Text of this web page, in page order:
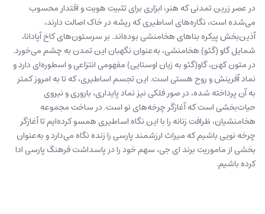
در عصر زرین تمدنی که هنر، ابزاری برای تثبیت هویت و اقتدار محسوب
می‌شده است، نگاره‌های اساطیری که ریشه در خاک اصالت دارند،
آذین‌بخش پیکره بناهای هخامنشی بوده‌اند. بر سرستون‌های کاخ آپادانا،
شمایل‌‌ گاو (گئو) هخامنشی، به‌عنوان نگهبان این تمدن به چشم می‌خورد.
در متون کهن، گاو(گئو به زبان اوستایی) مفهومی انتزاعی و اسطوره‌ای دارد و
نماد آفرینش و روح هستی است. این تجسم اساطیری، که تا به امروز کمتر
به آن پرداخته شده، در صور فلکی نیز نماد پایداری، باروری و نیروی
حیات‌بخشی است که آغازگر چرخه‌های نو است. در ساخت مجموعه
هخامنشیان، ظرافت زنانه را با این نگاه اساطیری همسو کرده‌ایم تا آغازگر
چرخه نویی باشیم که میراث ارزشمند پارسی را زنده نگاه می‌دارد و به‌عنوان
بخشی از ماموریت برند ای جی، سهم خود را در پاسداشت فرهنگ پارسی ادا
کرده باشیم.